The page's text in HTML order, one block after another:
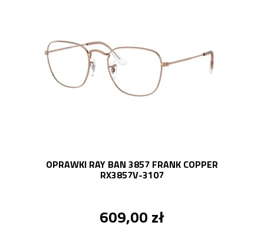
OPRAWKI RAY BAN 3857 FRANK COPPER
RX3857V-3107
609,00 zł